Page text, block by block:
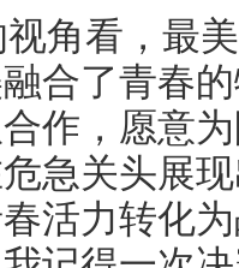
角看，最
合了青春
作，愿意
急关头展
活力转化